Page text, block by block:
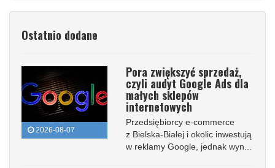
Ostatnio dodane
2026-08-07
Pora zwiększyć sprzedaż,
czyli audyt Google Ads dla
małych sklepów
internetowych
Przedsiębiorcy e-commerce
z Bielska-Białej i okolic inwestują
w reklamy Google, jednak wyn...